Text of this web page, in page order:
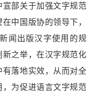
部关于加强文字规范
中国版协的领导下，
闻出版汉字使用的规
之举，在汉字规范化
落地实效，从而对全
为促进语言文字规范